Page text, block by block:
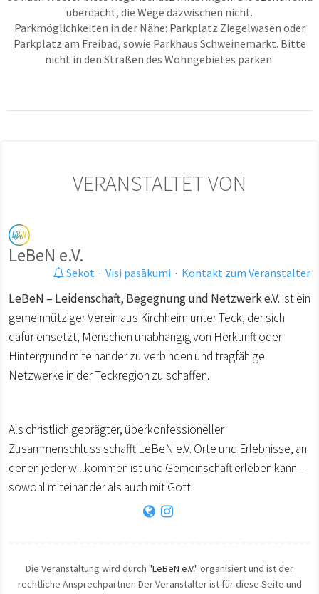
überdacht, die Wege dazwischen nicht.
Parkmöglichkeiten in der Nähe: Parkplatz Ziegelwasen oder
Parkplatz am Freibad, sowie Parkhaus Schweinemarkt. Bitte
nicht in den Straßen des Wohngebietes parken.
VERANSTALTET VON
LeBeN e.V.
Sekot · Visi pasākumi · Kontakt zum Veranstalter
LeBeN – Leidenschaft, Begegnung und Netzwerk e.V. ist ein
gemeinnütziger Verein aus Kirchheim unter Teck, der sich
dafür einsetzt, Menschen unabhängig von Herkunft oder
Hintergrund miteinander zu verbinden und tragfähige
Netzwerke in der Teckregion zu schaffen.
Als christlich geprägter, überkonfessioneller
Zusammenschluss schafft LeBeN e.V. Orte und Erlebnisse, an
denen jeder willkommen ist und Gemeinschaft erleben kann –
sowohl miteinander als auch mit Gott.
Die Veranstaltung wird durch "LeBeN e.V." organisiert und ist der
rechtliche Ansprechpartner. Der Veranstalter ist für diese Seite und